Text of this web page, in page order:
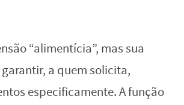
“alimentícia”, mas sua
a quem solicita,
especificamente. A função